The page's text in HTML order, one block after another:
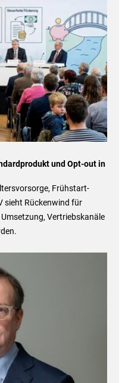
und Opt-out in
Frühstart-
sieht Rückenwind für
Vertriebskanäle